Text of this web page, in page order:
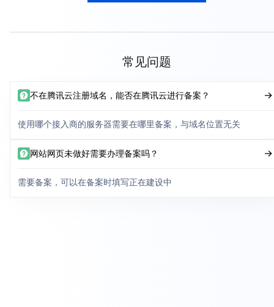
常见问题
不在腾讯云注册域名，能否在腾讯云进行备案？
使用哪个接入商的服务器需要在哪里备案，与域名位置无关
网站网页未做好需要办理备案吗？
需要备案，可以在备案时填写正在建设中